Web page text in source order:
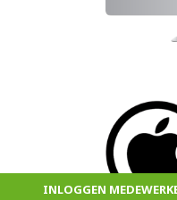
INLOGGEN